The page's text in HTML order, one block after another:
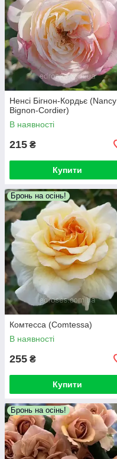
Ненсі Бігнон-Кордьє (Nancy
Bignon-Cordier)
В наявності
215 ₴
Купити
Бронь на осінь!
Комтесса (Comtessa)
В наявності
255 ₴
Купити
Бронь на осінь!